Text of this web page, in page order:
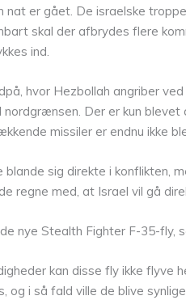
nat er gået. De israelske
skal der afbrydes flere
ind.
hvor Hezbollah angriber
Der er kun
missiler er endnu ikke
blande sig direkte i konflikten,
regne med, at Israel vil gå
nye Stealth Fighter F-35-fly,
kan disse fly ikke flyve
og i så fald ville de blive